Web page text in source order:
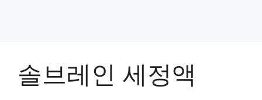
솔브레인 세정액